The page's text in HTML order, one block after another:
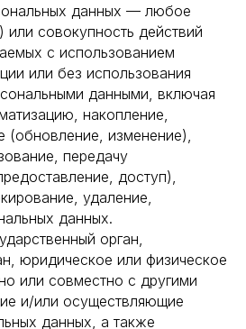
данных — любое
или совокупность действий
с использованием
или без использования
данными, включая
накопление,
(обновление, изменение),
передачу
доступ),
удаление,
данных.
орган,
юридическое или физическое
или совместно с другими
и/или осуществляющие
данных, а также